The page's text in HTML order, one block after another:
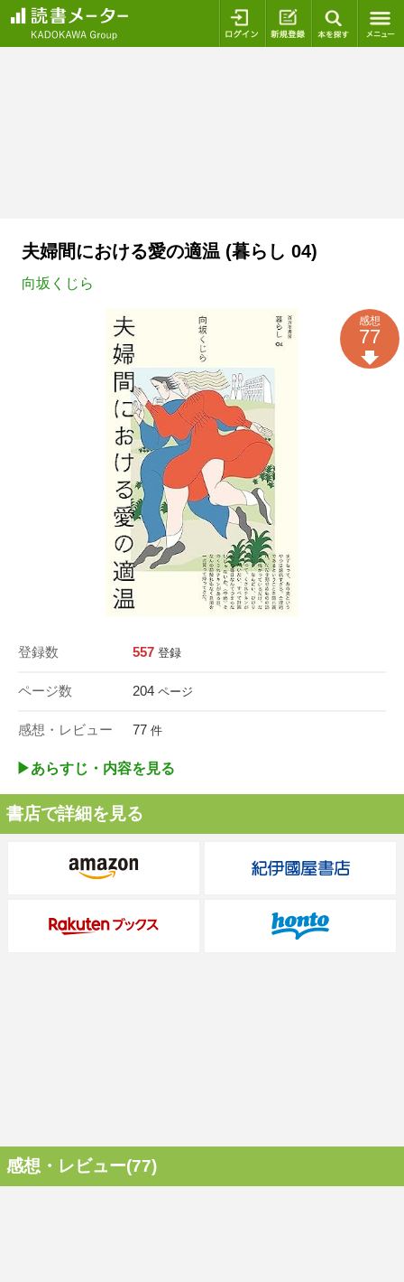
ログイン 新規登録
夫婦間における愛の適温 (暮らし 04)
向坂くじら
登録数 557 登録
ページ数 204 ページ
感想・レビュー 77 件
感想
77
▶︎あらすじ・内容を見る
書店で詳細を見る
感想・レビュー(77)